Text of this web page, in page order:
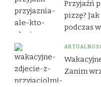
Przyjaźń
pizzę?
podczas
Zanim